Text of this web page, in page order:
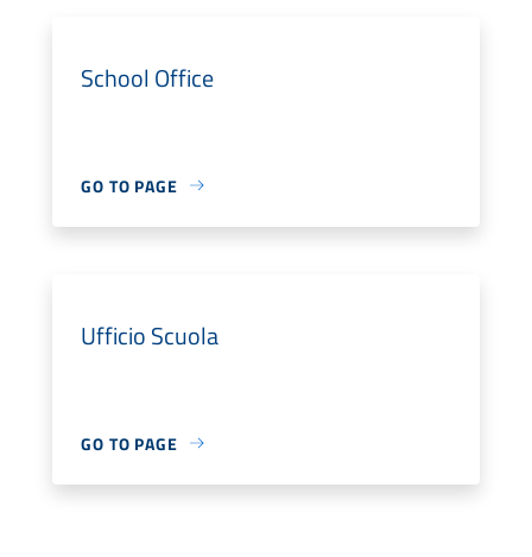
School Office
GO TO PAGE
Ufficio Scuola
GO TO PAGE